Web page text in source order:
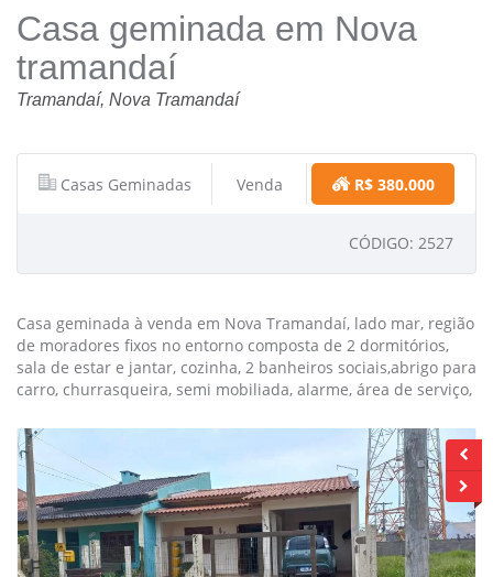
Casa geminada em Nova
tramandaí
Tramandaí, Nova Tramandaí
Casas Geminadas Venda R$ 380.000
CÓDIGO: 2527
Casa geminada à venda em Nova Tramandaí, lado mar, região
de moradores fixos no entorno composta de 2 dormitórios,
sala de estar e jantar, cozinha, 2 banheiros sociais,abrigo para
carro, churrasqueira, semi mobiliada, alarme, área de serviço,